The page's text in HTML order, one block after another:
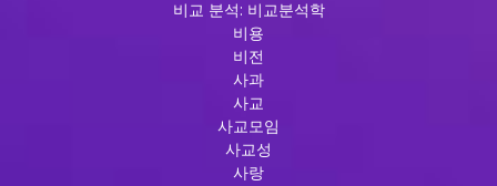
비교 분석: 비교분석학
비용
비전
사과
사교
사교모임
사교성
사랑